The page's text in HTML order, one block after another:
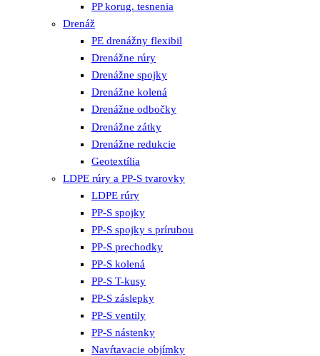
PP korug. tesnenia
Drenáž
PE drenážny flexibil
Drenážne rúry
Drenážne spojky
Drenážne kolená
Drenážne odbočky
Drenážne zátky
Drenážne redukcie
Geotextília
LDPE rúry a PP-S tvarovky
LDPE rúry
PP-S spojky
PP-S spojky s prírubou
PP-S prechodky
PP-S kolená
PP-S T-kusy
PP-S záslepky
PP-S ventily
PP-S nástenky
Navŕtavacie objímky